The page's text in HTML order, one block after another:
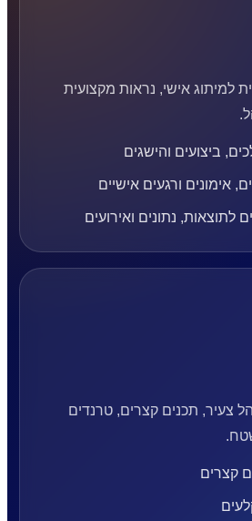
למיתוג אישי, נראות מקצועית
ביצועים והישגים
אימונים ורגעים אישיים
לתוצאות, נתונים ואירועים
צעיר, תכנים קצרים, טרנדים
קצרים